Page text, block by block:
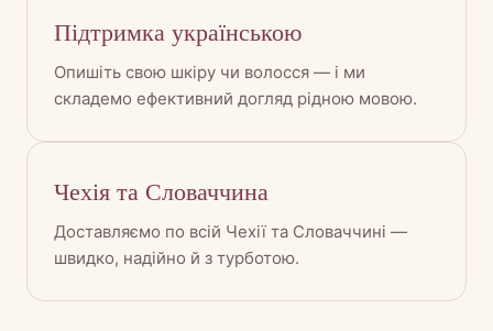
Підтримка українською
Опишіть свою шкіру чи волосся — і ми
складемо ефективний догляд рідною мовою.
Чехія та Словаччина
Доставляємо по всій Чехії та Словаччині —
швидко, надійно й з турботою.